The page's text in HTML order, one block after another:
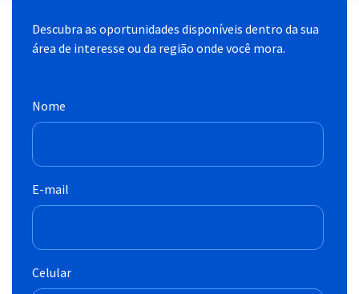
Descubra as oportunidades disponíveis dentro da sua
área de interesse ou da região onde você mora.
Nome
E-mail
Celular